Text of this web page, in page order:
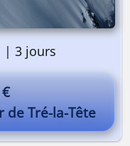
| 3 jours
de Tré-la-Tête